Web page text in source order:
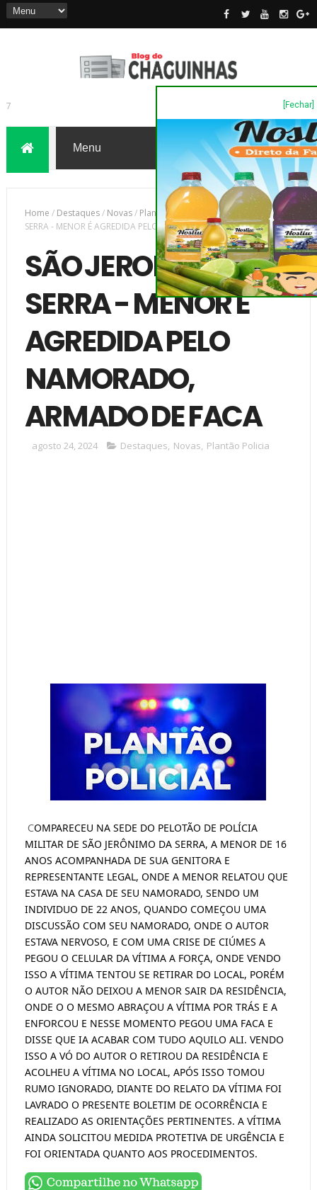
7
Home / Destaques/ Novas/ Plantão Policia
SÃO JERONIMO DA
SERRA - MENOR É AGREDIDA PELO NAMORADO, ARMADO DE FACA
SÃO JERONIMO DA
SERRA - MENOR É
AGREDIDA PELO
NAMORADO,
ARMADO DE FACA
agosto 24, 2024 Destaques, Novas, Plantão Policia
COMPARECEU NA SEDE DO PELOTÃO DE POLÍCIA
MILITAR DE SÃO JERÔNIMO DA SERRA, A MENOR DE 16
ANOS ACOMPANHADA DE SUA GENITORA E
REPRESENTANTE LEGAL, ONDE A MENOR RELATOU QUE
ESTAVA NA CASA DE SEU NAMORADO, SENDO UM
INDIVIDUO DE 22 ANOS, QUANDO COMEÇOU UMA
DISCUSSÃO COM SEU NAMORADO, ONDE O AUTOR
ESTAVA NERVOSO, E COM UMA CRISE DE CIÚMES A
PEGOU O CELULAR DA VÍTIMA A FORÇA, ONDE VENDO
ISSO A VÍTIMA TENTOU SE RETIRAR DO LOCAL, PORÉM
O AUTOR NÃO DEIXOU A MENOR SAIR DA RESIDÊNCIA,
ONDE O O MESMO ABRAÇOU A VÍTIMA POR TRÁS E A
ENFORCOU E NESSE MOMENTO PEGOU UMA FACA E
DISSE QUE IA ACABAR COM TUDO AQUILO ALI. VENDO
ISSO A VÓ DO AUTOR O RETIROU DA RESIDÊNCIA E
ACOLHEU A VÍTIMA NO LOCAL, APÓS ISSO TOMOU
RUMO IGNORADO, DIANTE DO RELATO DA VÍTIMA FOI
LAVRADO O PRESENTE BOLETIM DE OCORRÊNCIA E
REALIZADO AS ORIENTAÇÕES PERTINENTES. A VÍTIMA
AINDA SOLICITOU MEDIDA PROTETIVA DE URGÊNCIA E
FOI ORIENTADA QUANTO AOS PROCEDIMENTOS.